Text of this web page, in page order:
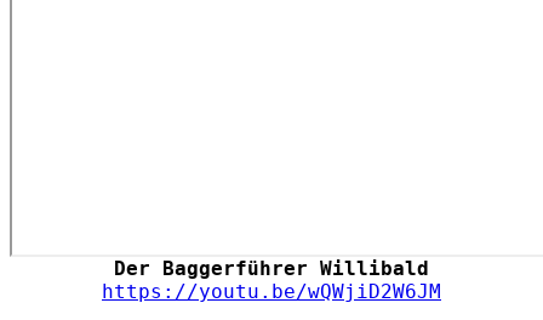
Der Baggerführer Willibald
https://youtu.be/wQWjiD2W6JM